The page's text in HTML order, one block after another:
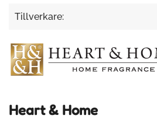
Tillverkare:
Heart & Home